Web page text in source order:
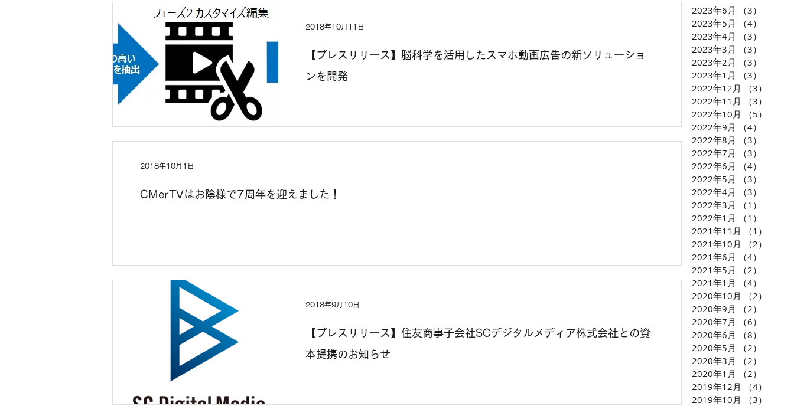
【プレスリリース】脳科学を活用したスマホ動画広告の新ソリューショ
ンを開発
2018年10月11日
CMerTVはお陰様で7周年を迎えました！
2018年10月1日
【プレスリリース】住友商事子会社SCデジタルメディア株式会社との資
本提携のお知らせ
2018年9月10日
2023年6月 （3）
2023年5月
（4）
2023年4月
（3）
2023年3月
（3）
2023年2月
（3）
2023年1月
（3）
2022年12月
（3）
2022年11月
（3）
2022年10月
（5）
2022年9月
（4）
2022年8月
（3）
2022年7月
（3）
2022年6月
（4）
2022年5月
（3）
2022年4月
（3）
2022年3月
（1）
2022年1月
（1）
2021年11月
（1）
2021年10月
（2）
2021年6月
（4）
2021年5月
（2）
2021年1月
（4）
2020年10月
（2）
2020年9月
（2）
2020年7月
（6）
2020年6月
（8）
2020年5月
（2）
2020年3月
（2）
2020年1月
（2）
2019年12月
（4）
2019年10月
（3）